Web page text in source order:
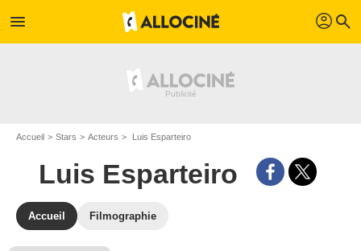
menu profil search
Accueil Stars Acteurs Luis Esparteiro
Luis Esparteiro
Accueil Filmographie